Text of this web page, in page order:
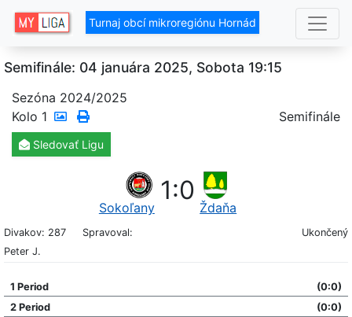
Turnaj obcí mikroregiónu Hornád
Semifinále: 04 januára 2025, Sobota 19:15
Sezóna 2024/2025
Kolo 1 Semifinále
Sledovať Ligu
Sokoľany
1:0
Ždaňa
Divakov: 287
Spravoval:
Peter J.
Ukončený
1 Period
(0:0)
2 Period
(0:0)